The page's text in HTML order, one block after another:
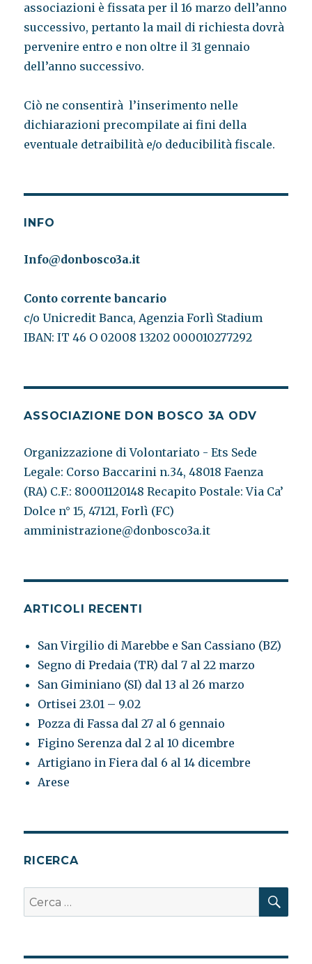
associazioni è fissata per il 16 marzo dell’anno
successivo, pertanto la mail di richiesta dovrà
pervenire entro e non oltre il 31 gennaio
dell’anno successivo.
Ciò ne consentirà l’inserimento nelle
dichiarazioni precompilate ai fini della
eventuale detraibilità e/o deducibilità fiscale.
INFO
Info@donbosco3a.it
Conto corrente bancario
c/o Unicredit Banca, Agenzia Forlì Stadium
IBAN: IT 46 O 02008 13202 000010277292
ASSOCIAZIONE DON BOSCO 3A ODV
Organizzazione di Volontariato - Ets Sede
Legale: Corso Baccarini n.34, 48018 Faenza
(RA) C.F.: 80001120148 Recapito Postale: Via Ca’
Dolce n° 15, 47121, Forlì (FC)
amministrazione@donbosco3a.it
ARTICOLI RECENTI
San Virgilio di Marebbe e San Cassiano (BZ)
Segno di Predaia (TR) dal 7 al 22 marzo
San Giminiano (SI) dal 13 al 26 marzo
Ortisei 23.01 – 9.02
Pozza di Fassa dal 27 al 6 gennaio
Figino Serenza dal 2 al 10 dicembre
Artigiano in Fiera dal 6 al 14 dicembre
Arese
RICERCA
Cerca: